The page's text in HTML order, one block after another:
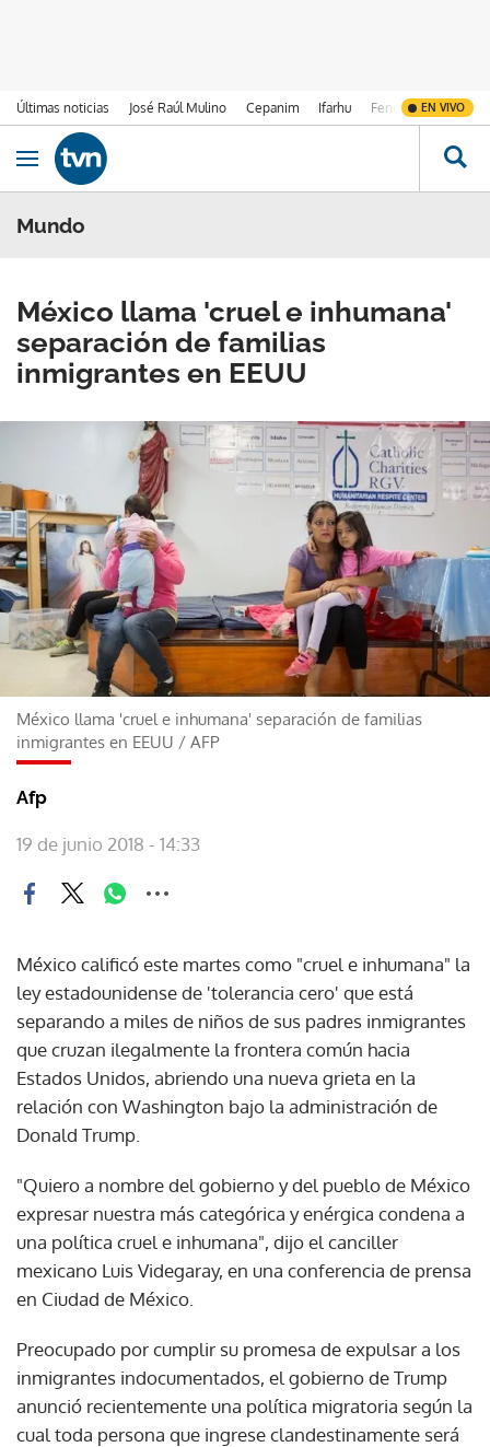
Últimas noticias José Raúl Mulino Cepanim Ifarhu Fenómeno de El
EN VIVO
Ir al contenido
Obrir navegació
Mundo
México llama 'cruel e inhumana'
separación de familias
inmigrantes en EEUU
México llama 'cruel e inhumana' separación de familias
inmigrantes en EEUU / AFP
Afp
19 de junio 2018 - 14:33
México calificó este martes como "cruel e inhumana" la
ley estadounidense de 'tolerancia cero' que está
separando a miles de niños de sus padres inmigrantes
que cruzan ilegalmente la frontera común hacia
Estados Unidos, abriendo una nueva grieta en la
relación con Washington bajo la administración de
Donald Trump.
"Quiero a nombre del gobierno y del pueblo de México
expresar nuestra más categórica y enérgica condena a
una política cruel e inhumana", dijo el canciller
mexicano Luis Videgaray, en una conferencia de prensa
en Ciudad de México.
Preocupado por cumplir su promesa de expulsar a los
inmigrantes indocumentados, el gobierno de Trump
anunció recientemente una política migratoria según la
cual toda persona que ingrese clandestinamente será